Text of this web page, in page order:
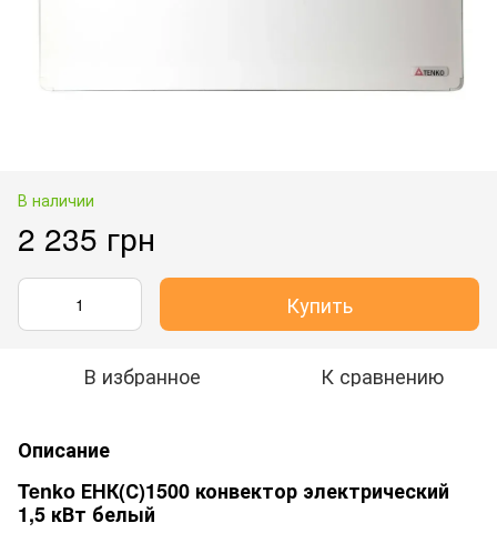
В наличии
2 235 грн
Купить
В избранное К сравнению
Описание
Tenko ЕНК(С)1500 конвектор электрический
1,5 кВт белый